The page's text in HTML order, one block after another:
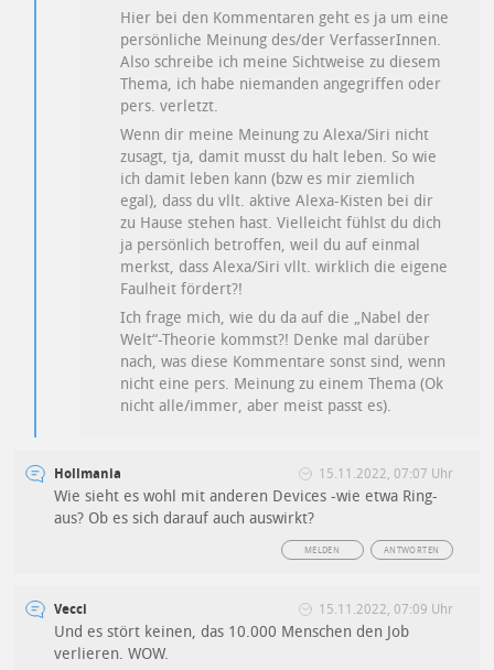
Hier bei den Kommentaren geht es ja um eine
persönliche Meinung des/der VerfasserInnen.
Also schreibe ich meine Sichtweise zu diesem
Thema, ich habe niemanden angegriffen oder
pers. verletzt.
Wenn dir meine Meinung zu Alexa/Siri nicht
zusagt, tja, damit musst du halt leben. So wie
ich damit leben kann (bzw es mir ziemlich
egal), dass du vllt. aktive Alexa-Kisten bei dir
zu Hause stehen hast. Vielleicht fühlst du dich
ja persönlich betroffen, weil du auf einmal
merkst, dass Alexa/Siri vllt. wirklich die eigene
Faulheit fördert?!
Ich frage mich, wie du da auf die „Nabel der
Welt“-Theorie kommst?! Denke mal darüber
nach, was diese Kommentare sonst sind, wenn
nicht eine pers. Meinung zu einem Thema (Ok
nicht alle/immer, aber meist passt es).
Hollmania 15.11.2022, 07:07 Uhr
Wie sieht es wohl mit anderen Devices -wie etwa Ring-
aus? Ob es sich darauf auch auswirkt?
ANTWORTEN
MELDEN
Vecci 15.11.2022, 07:09 Uhr
Und es stört keinen, das 10.000 Menschen den Job
verlieren. WOW.